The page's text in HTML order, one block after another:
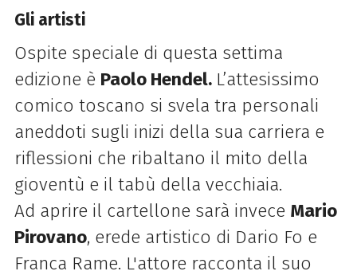
Gli artisti
Ospite speciale di questa settima
edizione è Paolo Hendel. L’attesissimo
comico toscano si svela tra personali
aneddoti sugli inizi della sua carriera e
riflessioni che ribaltano il mito della
gioventù e il tabù della vecchiaia.
Ad aprire il cartellone sarà invece Mario
Pirovano, erede artistico di Dario Fo e
Franca Rame. L'attore racconta il suo